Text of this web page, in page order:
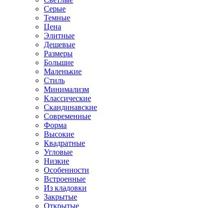
Серые
Темные
Цена
Элитные
Дешевые
Размеры
Большие
Маленькие
Стиль
Минимализм
Классические
Скандинавские
Современные
Форма
Высокие
Квадратные
Угловые
Низкие
Особенности
Встроенные
Из кладовки
Закрытые
Открытые